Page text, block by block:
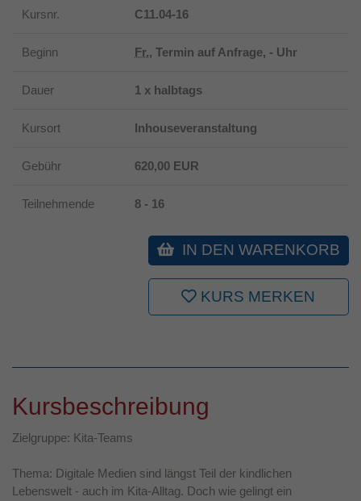
Kursnr. C11.04-16
Beginn Fr., Termin auf Anfrage, - Uhr
Dauer 1 x halbtags
Kursort Inhouseveranstaltung
Gebühr 620,00 EUR
Teilnehmende 8 - 16
IN DEN WARENKORB
KURS MERKEN
Kursbeschreibung
Zielgruppe: Kita-Teams
Thema: Digitale Medien sind längst Teil der kindlichen
Lebenswelt - auch im Kita-Alltag. Doch wie gelingt ein
Dieses Cookie wird verwendet, um Ihre
speichern.